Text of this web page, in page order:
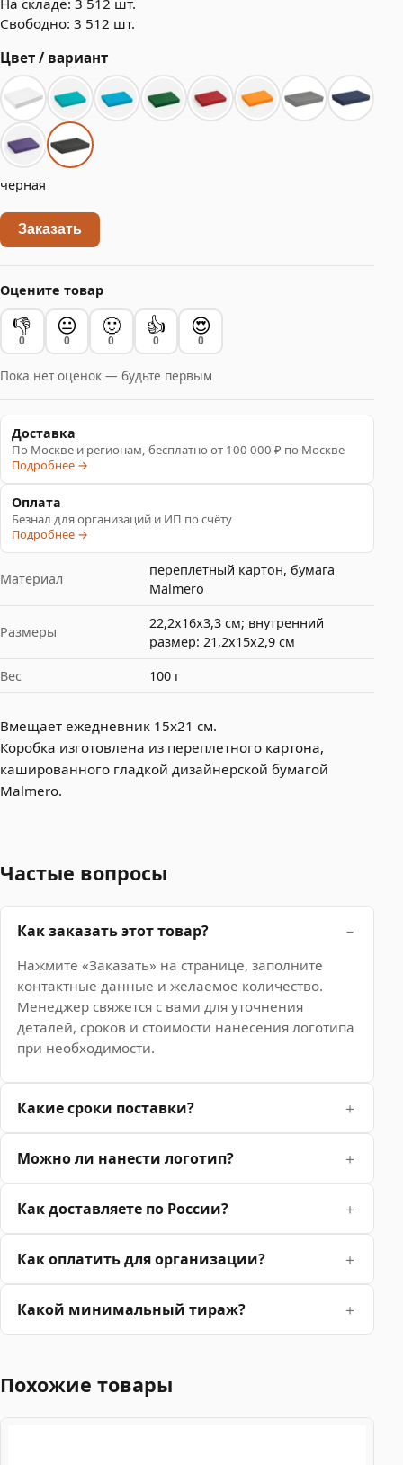
Свободно: 3 512 шт.
Цвет / вариант
черная
Заказать
Оцените товар
👎
0
😐
0
🙂
0
👍
0
😍
0
Пока нет оценок — будьте первым
Доставка
По Москве и регионам, бесплатно от 100 000 ₽ по Москве
Подробнее →
Оплата
Безнал для организаций и ИП по счёту
Подробнее →
Материал
переплетный картон, бумага
Malmero
Размеры
22,2х16х3,3 см; внутренний
размер: 21,2х15х2,9 см
Вес
100 г
Вмещает ежедневник 15х21 см.
Коробка изготовлена из переплетного картона,
кашированного гладкой дизайнерской бумагой
Malmero.
Частые вопросы
Как заказать этот товар?
Нажмите «Заказать» на странице, заполните
контактные данные и желаемое количество.
Менеджер свяжется с вами для уточнения
деталей, сроков и стоимости нанесения логотипа
при необходимости.
Какие сроки поставки?
Можно ли нанести логотип?
Как доставляете по России?
Как оплатить для организации?
Какой минимальный тираж?
Похожие товары